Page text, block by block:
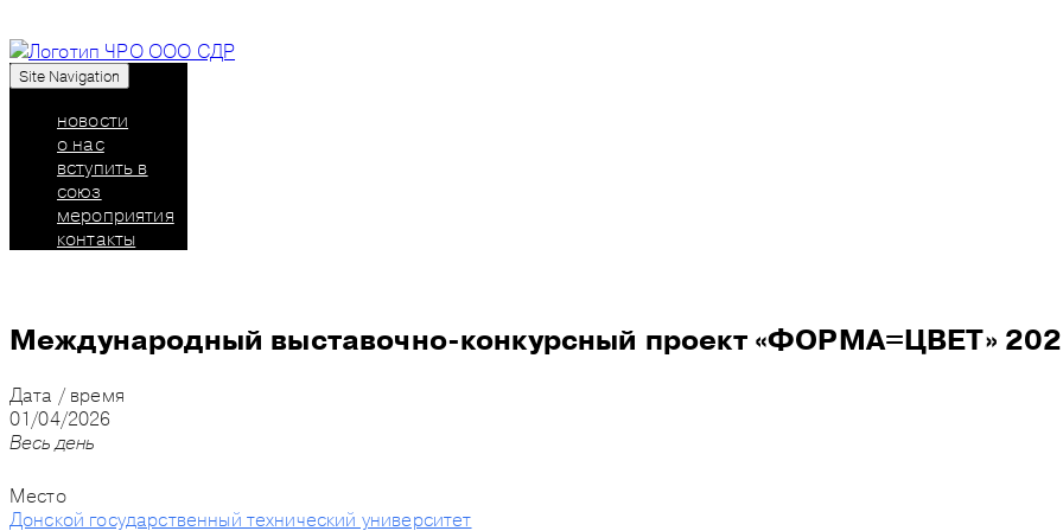
Союз дизайнеров России: челябинское региональное отделение
Site Navigation
новости
о нас
вступить в
союз
мероприятия
контакты
Международный выставочно-конкурсный проект «ФОРМА=ЦВЕТ»
Дата / время
01/04/2026
Весь день
Место
Донской государственный технический университет